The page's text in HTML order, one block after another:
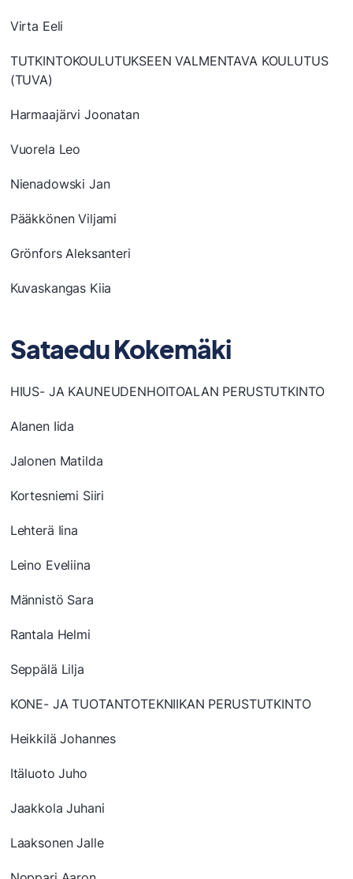
Virta Eeli
TUTKINTOKOULUTUKSEEN VALMENTAVA KOULUTUS
(TUVA)
Harmaajärvi Joonatan
Vuorela Leo
Nienadowski Jan
Pääkkönen Viljami
Grönfors Aleksanteri
Kuvaskangas Kiia
Sataedu Kokemäki
HIUS- JA KAUNEUDENHOITOALAN PERUSTUTKINTO
Alanen Iida
Jalonen Matilda
Kortesniemi Siiri
Lehterä Iina
Leino Eveliina
Männistö Sara
Rantala Helmi
Seppälä Lilja
KONE- JA TUOTANTOTEKNIIKAN PERUSTUTKINTO
Heikkilä Johannes
Itäluoto Juho
Jaakkola Juhani
Laaksonen Jalle